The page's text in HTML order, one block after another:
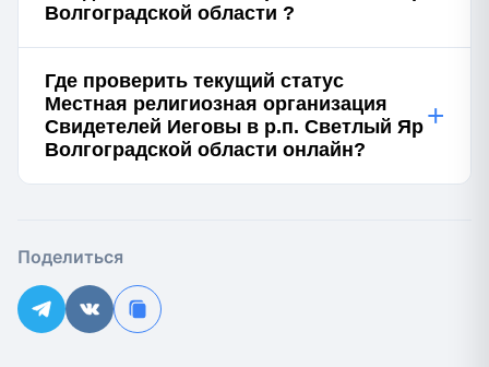
Волгоградской области ?
Где проверить текущий статус
Местная религиозная организация
Свидетелей Иеговы в р.п. Светлый Яр
Волгоградской области онлайн?
+
Поделиться